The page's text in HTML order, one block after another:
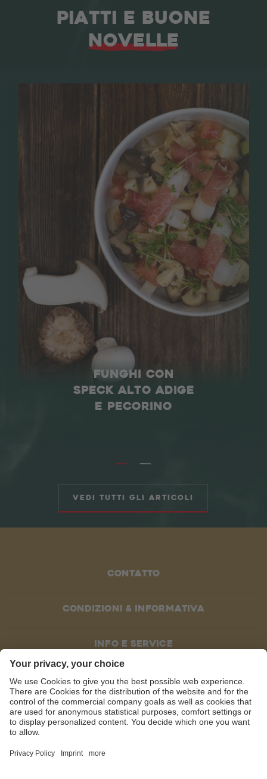
PIATTI E BUONE
NOVELLE
FUNGHI CON
SPECK ALTO ADIGE
E PECORINO
Vedi tutti gli articoli
Contatto
Condizioni & informativa
Info e service
SOCIAL MEDIA